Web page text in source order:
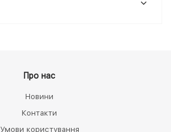
Про нас
Новини
Контакти
Умови користування